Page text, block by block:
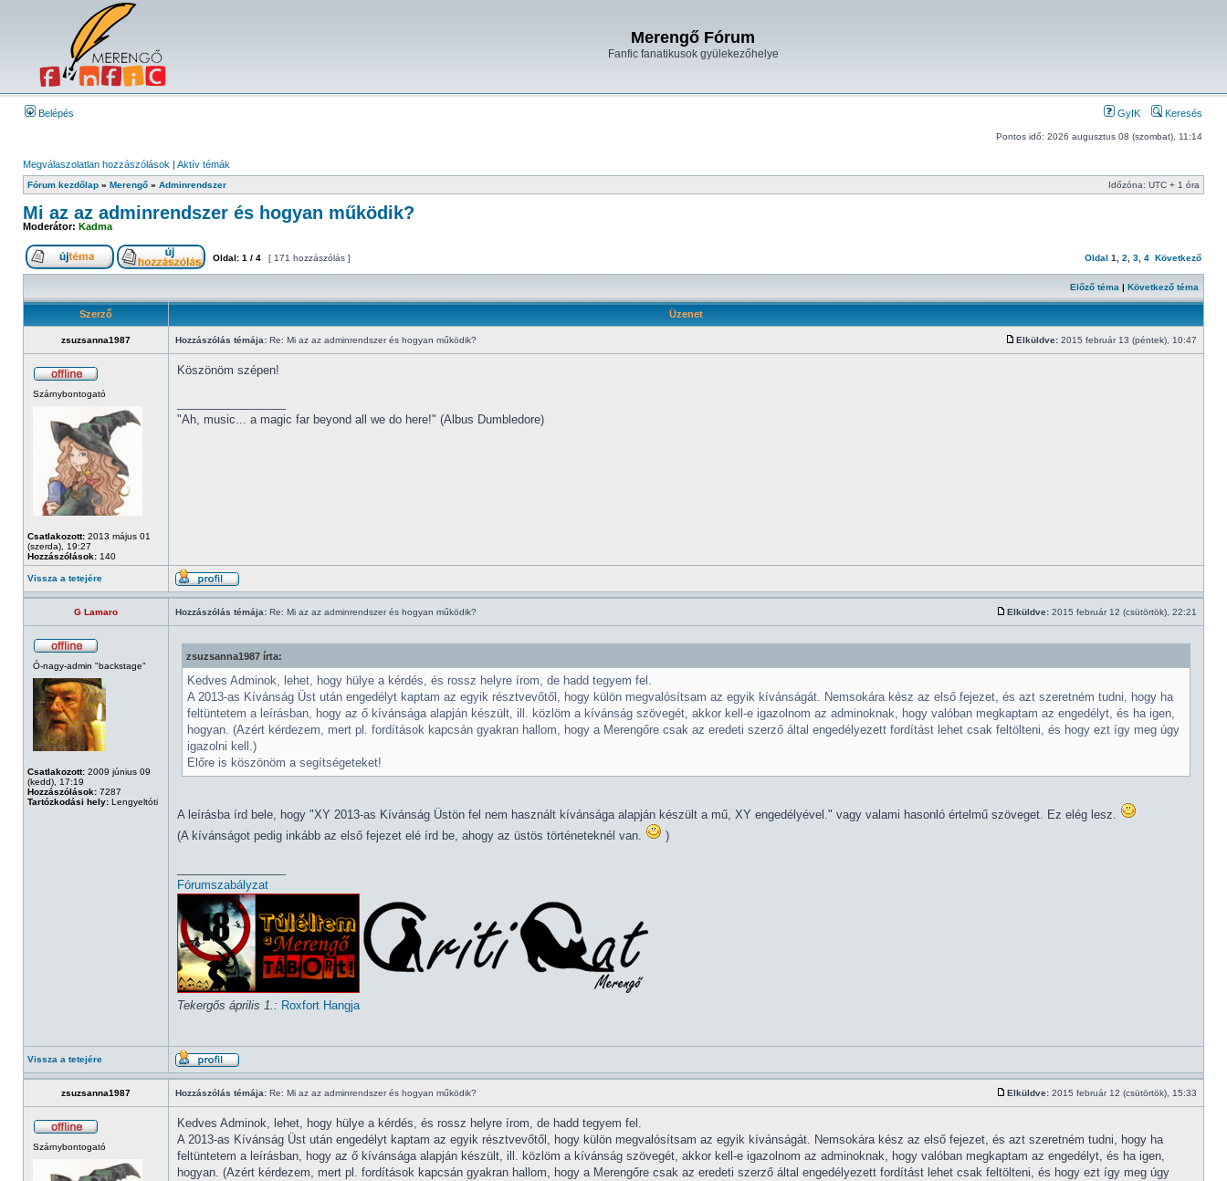
Merengő Fórum
Fanfic fanatikusok gyülekezőhelye
Belépés GyIK Keresés
Pontos idő: 2026 augusztus 08 (szombat), 11:14
Megválaszolatlan hozzászólások | Aktív témák
Fórum kezdőlap » Merengő » Adminrendszer Időzóna: UTC + 1 óra
Mi az az adminrendszer és hogyan működik?
Moderátor: Kadma
Oldal: 1 / 4 [ 171 hozzászólás ] Oldal 1 2 3 4 Következő
Előző téma | Következő téma
Szerző Üzenet
zsuzsanna1987 Hozzászólás témája: Re: Mi az az adminrendszer és hogyan működik? Elküldve: 2015 február 13 (péntek), 10:47
Szárnybontogató
Csatlakozott: 2013 május 01
(szerda), 19:27
Hozzászólások: 140
Köszönöm szépen!
"Ah, music... a magic far beyond all we do here!" (Albus Dumbledore)
Vissza a tetejére
G Lamaro Hozzászólás témája: Re: Mi az az adminrendszer és hogyan működik? Elküldve: 2015 február 12 (csütörtök), 22:21
Ó-nagy-admin "backstage"
Csatlakozott: 2009 június 09
(kedd), 17:19
Hozzászólások: 7287
Tartózkodási hely: Lengyeltóti
zsuzsanna1987 írta:
Kedves Adminok, lehet, hogy hülye a kérdés, és rossz helyre írom, de hadd tegyem fel.
A 2013-as Kívánság Üst után engedélyt kaptam az egyik résztvevőtől, hogy külön megvalósítsam az egyik kívánságát. Nemsokára kész az első fejezet, és azt szeretném tudni, hogy ha
feltüntetem a leírásban, hogy az ő kívánsága alapján készült, ill. közlöm a kívánság szövegét, akkor kell-e igazolnom az adminoknak, hogy valóban megkaptam az engedélyt, és ha igen,
hogyan. (Azért kérdezem, mert pl. fordítások kapcsán gyakran hallom, hogy a Merengőre csak az eredeti szerző által engedélyezett fordítást lehet csak feltölteni, és hogy ezt így meg úgy
igazolni kell.)
Előre is köszönöm a segítségeteket!
A leírásba írd bele, hogy "XY 2013-as Kívánság Üstön fel nem használt kívánsága alapján készült a mű, XY engedélyével." vagy valami hasonló értelmű szöveget. Ez elég lesz.
(A kívánságot pedig inkább az első fejezet elé írd be, ahogy az üstös történeteknél van.
)
Fórumszabályzat
Tekergős április 1.: Roxfort Hangja
Vissza a tetejére
zsuzsanna1987 Hozzászólás témája: Re: Mi az az adminrendszer és hogyan működik? Elküldve: 2015 február 12 (csütörtök), 15:33
Szárnybontogató
Kedves Adminok, lehet, hogy hülye a kérdés, és rossz helyre írom, de hadd tegyem fel.
A 2013-as Kívánság Üst után engedélyt kaptam az egyik résztvevőtől, hogy külön megvalósítsam az egyik kívánságát. Nemsokára kész az első fejezet, és azt szeretném tudni, hogy ha
feltüntetem a leírásban, hogy az ő kívánsága alapján készült, ill. közlöm a kívánság szövegét, akkor kell-e igazolnom az adminoknak, hogy valóban megkaptam az engedélyt, és ha igen,
hogyan. (Azért kérdezem, mert pl. fordítások kapcsán gyakran hallom, hogy a Merengőre csak az eredeti szerző által engedélyezett fordítást lehet csak feltölteni, és hogy ezt így meg úgy